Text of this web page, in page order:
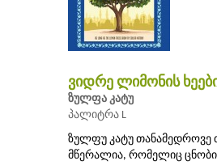
ვიდრე ლიმონის
ზულფა კატუ
პალიტრა L
ზულფუ კატუ თანამედროვე
მწერალია, რომელიც